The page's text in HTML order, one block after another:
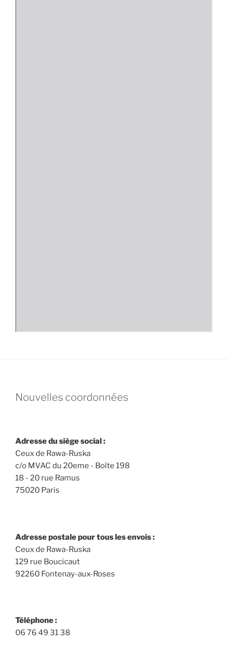
Nouvelles coordonnées
Adresse du siège social :
Ceux de Rawa-Ruska
c/o MVAC du 20eme - Boîte 198
18 - 20 rue Ramus
75020 Paris
Adresse postale pour tous les envois :
Ceux de Rawa-Ruska
129 rue Boucicaut
92260 Fontenay-aux-Roses
Téléphone :
06 76 49 31 38